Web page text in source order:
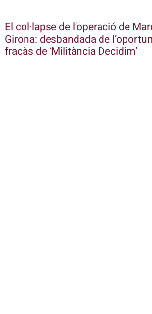
El col·lapse de l’operació de
Girona: desbandada de
fracàs de ‘Militància Decidim’